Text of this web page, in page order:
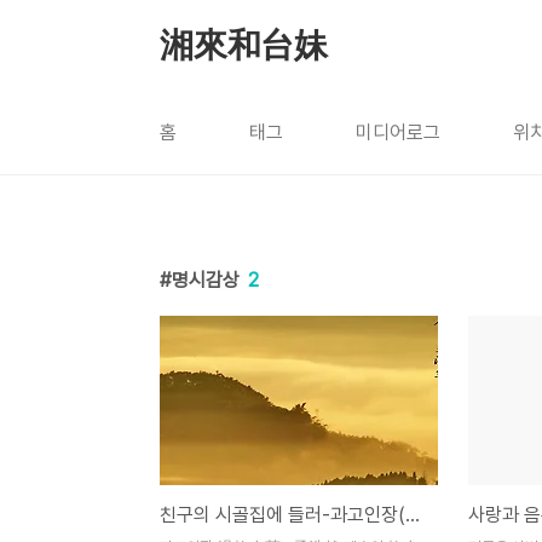
湘來和台妹
홈 태그 미디어로그 위
명시감상 2
친구의 시골집에 들러-과고인장(過故人莊)